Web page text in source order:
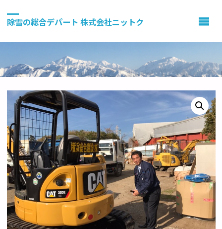
除雪の総合デパート 株式会社ニットク